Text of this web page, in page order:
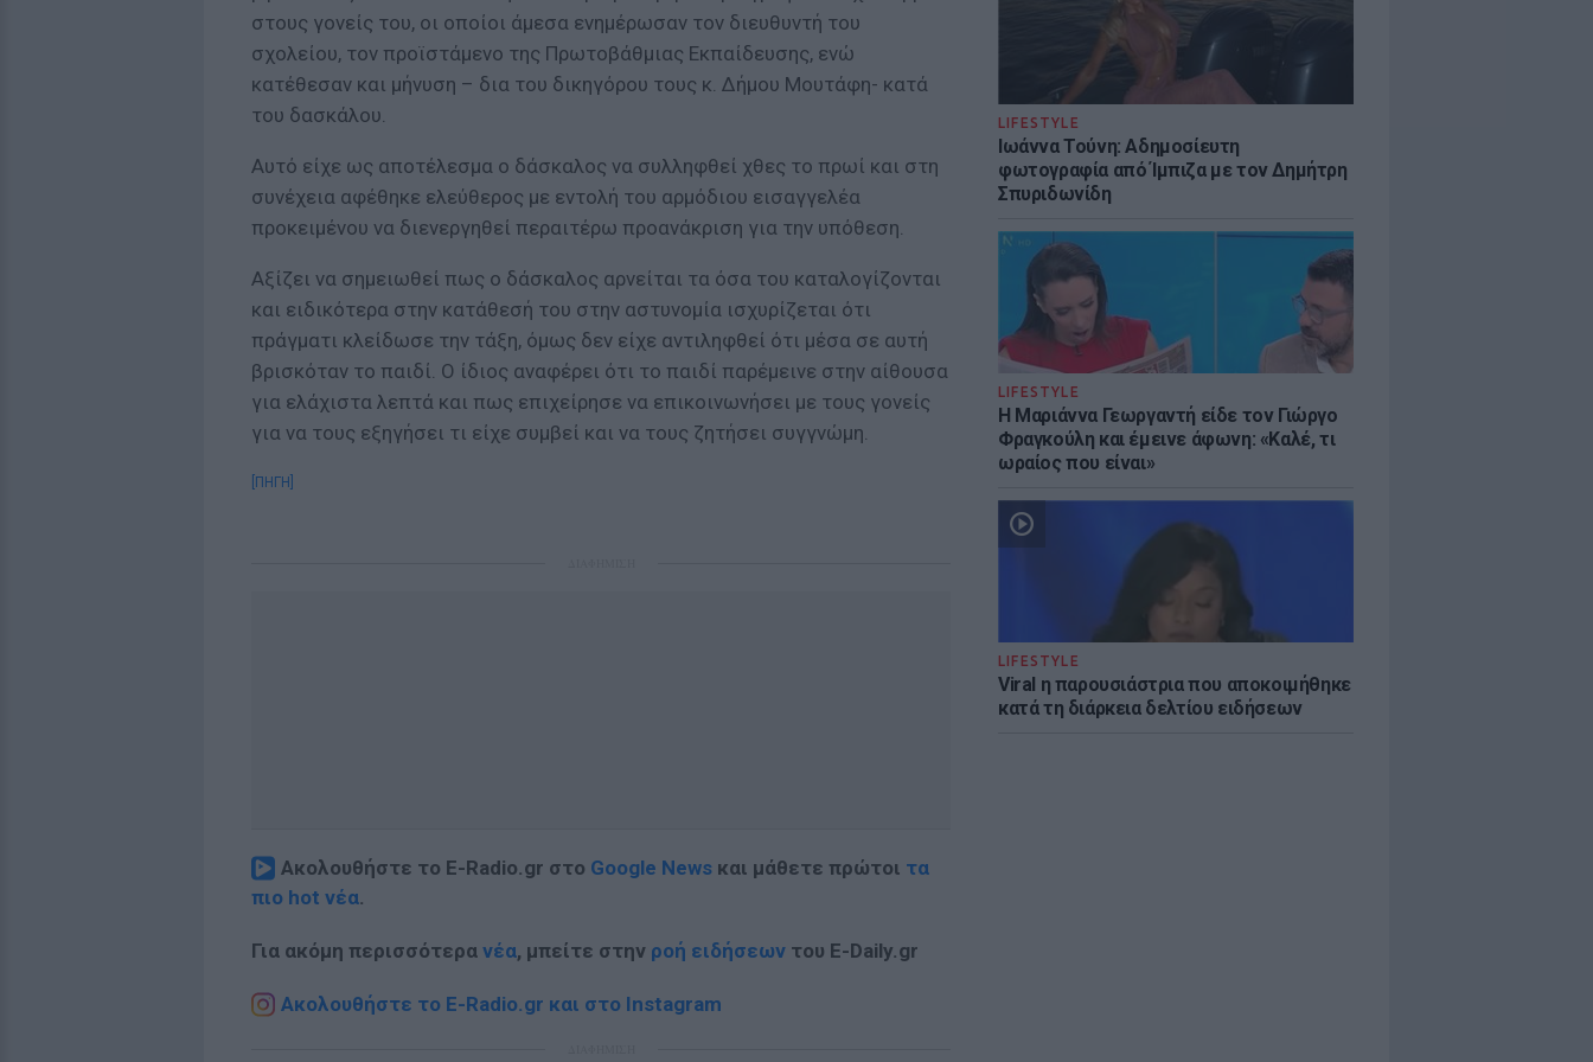
LIFESTYLE
Ιωάννα Τούνη: Αδημοσίευτη
φωτογραφία από Ίμπιζα με τον Δημήτρη
Σπυριδωνίδη
LIFESTYLE
Η Μαριάννα Γεωργαντή είδε τον Γιώργο
Φραγκούλη και έμεινε άφωνη: «Καλέ, τι
ωραίος που είναι»
LIFESTYLE
Viral η παρουσιάστρια που αποκοιμήθηκε
κατά τη διάρκεια δελτίου ειδήσεων
στους γονείς του, οι οποίοι άμεσα ενημέρωσαν τον διευθυντή του
σχολείου, τον προϊστάμενο της Πρωτοβάθμιας Εκπαίδευσης, ενώ
κατέθεσαν και μήνυση – δια του δικηγόρου τους κ. Δήμου Μουτάφη- κατά
του δασκάλου.
Αυτό είχε ως αποτέλεσμα ο δάσκαλος να συλληφθεί χθες το πρωί και στη
συνέχεια αφέθηκε ελεύθερος με εντολή του αρμόδιου εισαγγελέα
προκειμένου να διενεργηθεί περαιτέρω προανάκριση για την υπόθεση.
Αξίζει να σημειωθεί πως ο δάσκαλος αρνείται τα όσα του καταλογίζονται
και ειδικότερα στην κατάθεσή του στην αστυνομία ισχυρίζεται ότι
πράγματι κλείδωσε την τάξη, όμως δεν είχε αντιληφθεί ότι μέσα σε αυτή
βρισκόταν το παιδί. Ο ίδιος αναφέρει ότι το παιδί παρέμεινε στην αίθουσα
για ελάχιστα λεπτά και πως επιχείρησε να επικοινωνήσει με τους γονείς
για να τους εξηγήσει τι είχε συμβεί και να τους ζητήσει συγγνώμη.
[ΠΗΓΗ]
Ακολουθήστε το E-Radio.gr στο Google News και μάθετε πρώτοι τα
πιο hot νέα.
Για ακόμη περισσότερα νέα, μπείτε στην ροή ειδήσεων του E-Daily.gr
Ακολουθήστε το E-Radio.gr και στο Instagram